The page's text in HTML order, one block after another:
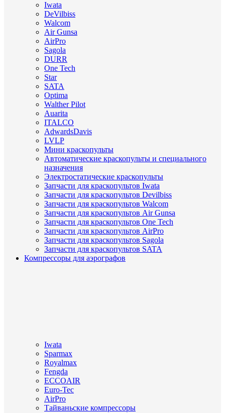
Iwata
DeVilbiss
Walcom
Air Gunsa
AirPro
Sagola
DURR
One Tech
Star
SATA
Optima
Walther Pilot
Auarita
ITALCO
AdwardsDavis
LVLP
Мини краскопульты
Автоматические краскопульты и специального
назначения
Электростатические краскопульты
Запчасти для краскопультов Iwata
Запчасти для краскопультов Devilbiss
Запчасти для краскопультов Walcom
Запчасти для краскопультов Air Gunsa
Запчасти для краскопультов One Tech
Запчасти для краскопультов AirPro
Запчасти для краскопультов Sagola
Запчасти для краскопультов SATA
Компрессоры для аэрографов
Iwata
Sparmax
Royalmax
Fengda
ECCOAIR
Euro-Tec
AirPro
Тайваньские компрессоры